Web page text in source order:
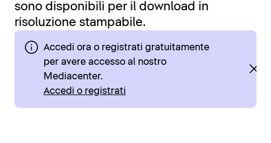
sono disponibili per il download in
risoluzione stampabile.
Accedi ora o registrati gratuitamente
per avere accesso al nostro
Mediacenter.
Accedi o registrati